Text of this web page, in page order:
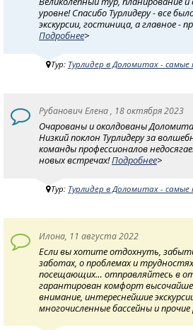
уровне! Спасибо Турлидеру - все
экскурсии, гостиница, а главное -
Подробнее>
Тур: Турлидер в Доломитах - самые
Рубанович Елена , 18 октября 2023
Очарованы и околдованы
Низкий поклон Турлидеру за
команды профессионалов
новых встречах!Подробнее>
Тур: Турлидер в Доломитах - самые
Илона, 11 августа 2022
Если вы хотите отдохнуть,
заботах, о проблемах и
посещающих… отправляйтесь в
гарантирован комфорт
внимание, интереснейшие
многочисленные бассейны и